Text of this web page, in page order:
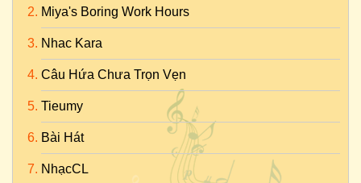
Miya's Boring Work Hours
Nhac Kara
Câu Hứa Chưa Trọn Vẹn
Tieumy
Bài Hát
NhạcCL